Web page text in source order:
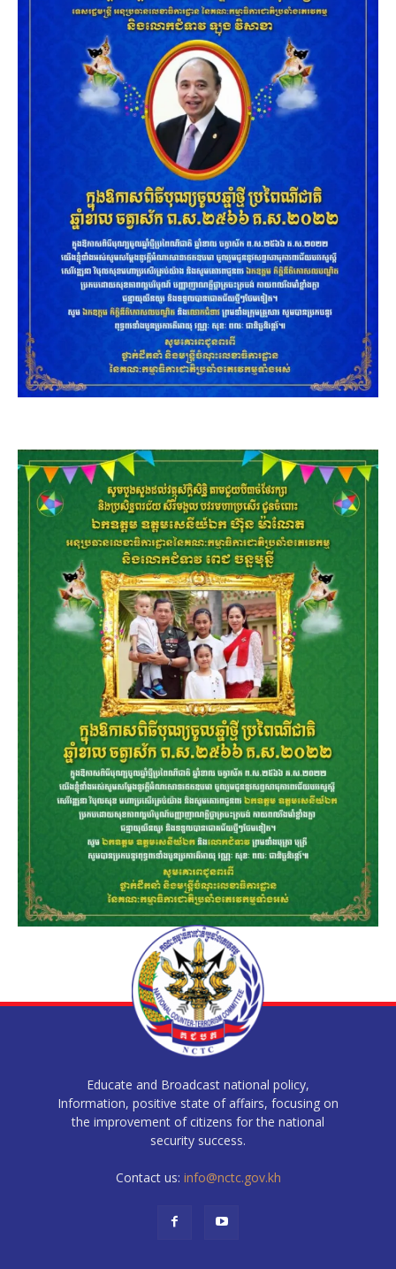
Educate and Broadcast national policy,
Information, positive state of affairs, focusing on
the improvement of citizens for the national
security success.
Contact us: info@nctc.gov.kh